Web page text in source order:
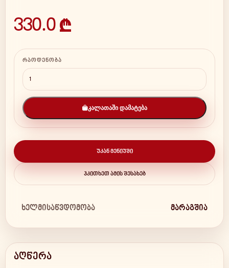
330.0 ₾
ᲠᲐᲝᲓᲔᲜᲝᲑᲐ
ᲙᲐᲚᲐᲗᲐᲨᲘ ᲓᲐᲛᲐᲢᲔᲑᲐ
ᲣᲙᲐᲜ ᲛᲔᲜᲘᲣᲨᲘ
ᲰᲙᲘᲗᲮᲔᲗ ᲐᲛᲘᲡ ᲨᲔᲡᲐᲮᲔᲑ
ხელმისაწვდომობა მარაგშია
აღწერა